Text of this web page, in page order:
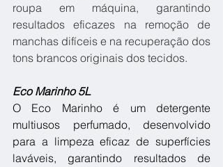
roupa em máquina, garantindo
resultados eficazes na remoção de
manchas difíceis e na recuperação dos
tons brancos originais dos tecidos.
Eco Marinho 5L
O Eco Marinho é um detergente
multiusos perfumado, desenvolvido
para a limpeza eficaz de superfícies
laváveis, garantindo resultados de